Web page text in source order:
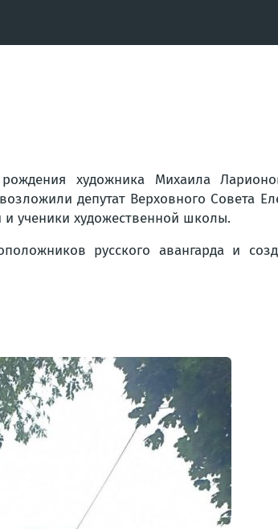
художника Михаила
депутат Верховного Совета
ученики художественной школы.
русского авангарда и